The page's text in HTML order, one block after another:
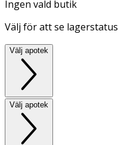
Ingen vald butik
Välj för att se lagerstatus
Välj apotek
Välj apotek